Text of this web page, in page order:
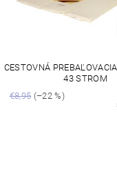
CESTOVNÁ
43 STROM
€8,95(–22 %)